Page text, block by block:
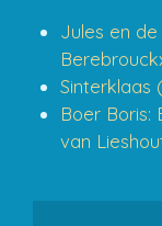
Jules en
Sinterklaas
Boer Boris:
van